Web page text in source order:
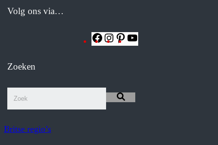
Volg ons via…
Facebook
Instagram
Pinterest
Zoeken
Britse regio’s